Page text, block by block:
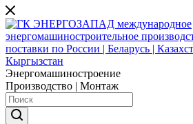
Энергомашиностроение
Производство | Монтаж